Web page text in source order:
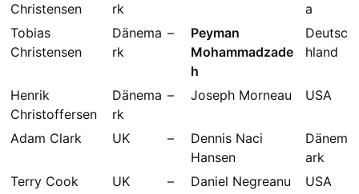
Christensen
rk
a
Tobias
Christensen
Dänema
rk
–
Peyman
Mohammadzade
h
Deutsc
hland
Henrik
Christoffersen
Dänema
rk
– Joseph Morneau USA
Adam Clark UK –
Dennis Naci
Hansen
Dänem
ark
Terry Cook
UK – Daniel Negreanu
USA